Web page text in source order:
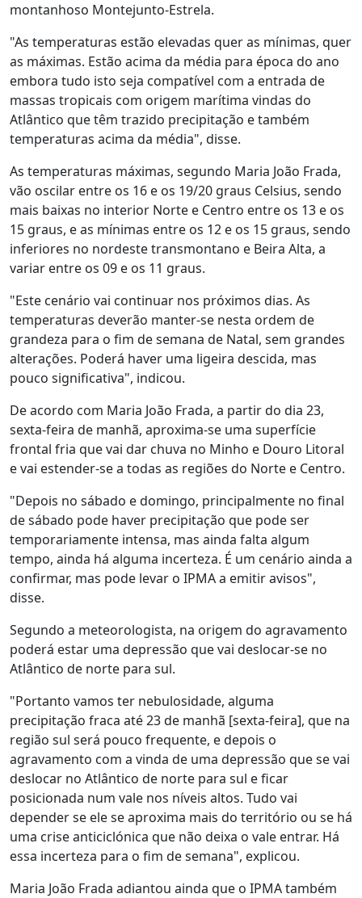
montanhoso Montejunto-Estrela.
"As temperaturas estão elevadas quer as mínimas, quer
as máximas. Estão acima da média para época do ano
embora tudo isto seja compatível com a entrada de
massas tropicais com origem marítima vindas do
Atlântico que têm trazido precipitação e também
temperaturas acima da média", disse.
As temperaturas máximas, segundo Maria João Frada,
vão oscilar entre os 16 e os 19/20 graus Celsius, sendo
mais baixas no interior Norte e Centro entre os 13 e os
15 graus, e as mínimas entre os 12 e os 15 graus, sendo
inferiores no nordeste transmontano e Beira Alta, a
variar entre os 09 e os 11 graus.
"Este cenário vai continuar nos próximos dias. As
temperaturas deverão manter-se nesta ordem de
grandeza para o fim de semana de Natal, sem grandes
alterações. Poderá haver uma ligeira descida, mas
pouco significativa", indicou.
De acordo com Maria João Frada, a partir do dia 23,
sexta-feira de manhã, aproxima-se uma superfície
frontal fria que vai dar chuva no Minho e Douro Litoral
e vai estender-se a todas as regiões do Norte e Centro.
"Depois no sábado e domingo, principalmente no final
de sábado pode haver precipitação que pode ser
temporariamente intensa, mas ainda falta algum
tempo, ainda há alguma incerteza. É um cenário ainda a
confirmar, mas pode levar o IPMA a emitir avisos",
disse.
Segundo a meteorologista, na origem do agravamento
poderá estar uma depressão que vai deslocar-se no
Atlântico de norte para sul.
"Portanto vamos ter nebulosidade, alguma
precipitação fraca até 23 de manhã [sexta-feira], que na
região sul será pouco frequente, e depois o
agravamento com a vinda de uma depressão que se vai
deslocar no Atlântico de norte para sul e ficar
posicionada num vale nos níveis altos. Tudo vai
depender se ele se aproxima mais do território ou se há
uma crise anticiclónica que não deixa o vale entrar. Há
essa incerteza para o fim de semana", explicou.
Maria João Frada adiantou ainda que o IPMA também